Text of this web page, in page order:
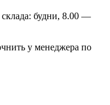
будни, 8.00 —
у менеджера по